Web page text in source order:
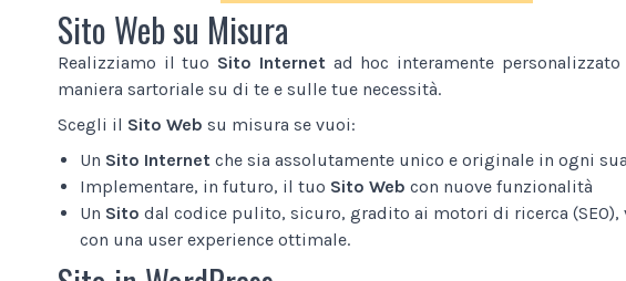
Sito Web su Misura
Realizziamo il tuo Sito Internet ad hoc interamente
maniera sartoriale su di te e sulle tue necessità.
Scegli il Sito Web su misura se vuoi:
Un Sito Internet che sia assolutamente unico e originale in ogni
Implementare, in futuro, il tuo Sito Web con nuove funzionalità
Un Sito dal codice pulito, sicuro, gradito ai motori di ricerca (SEO),
con una user experience ottimale.